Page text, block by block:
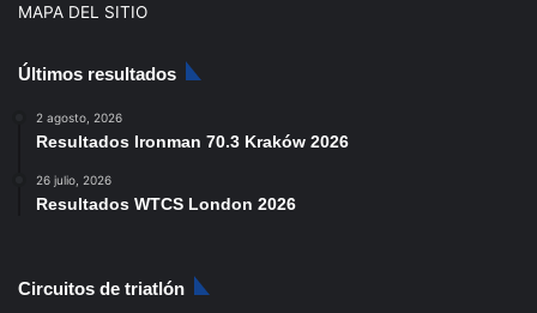
MAPA DEL SITIO
Últimos resultados
2 agosto, 2026
Resultados Ironman 70.3 Kraków 2026
26 julio, 2026
Resultados WTCS London 2026
Circuitos de triatlón